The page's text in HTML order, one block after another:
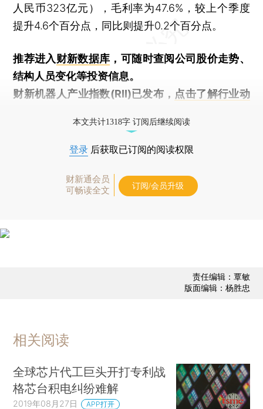
人民币323亿元），毛利率为47.6%，较上个季度
提升4.6个百分点，同比则提升0.2个百分点。
推荐进入财新数据库 ，可随时查阅公司股价走势、
结构人员变化等投资信息。
财新机器人产业指数(RII)已发布， 点击了解行业动
本文共计1318字 订阅后继续阅读
登录 后获取已订阅的阅读权限
财新通会员
可畅读全文
订阅/会员升级
责任编辑：覃敏
版面编辑：杨胜忠
相关阅读
全球芯片代工巨头开打专利战
格芯台积电纠纷难解
2019年08月27日 APP打开